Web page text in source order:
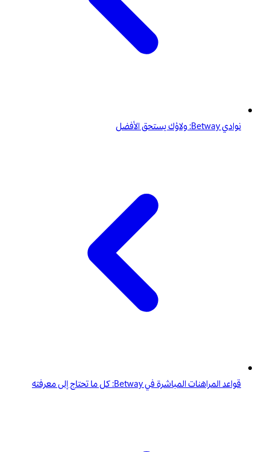
نوادي Betway: ولاؤك يستحق الأفضل
قواعد المراهنات المباشرة في Betway: كل ما تحتاج إلى معرفته